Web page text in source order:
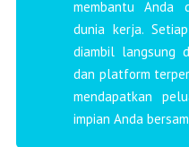
membantu Anda
dunia kerja.
diambil langsung
dan platform
mendapatkan
impian Anda